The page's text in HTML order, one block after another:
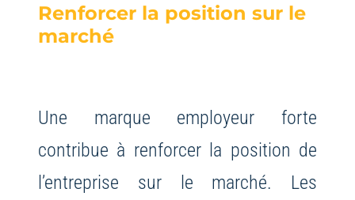
Renforcer la position sur le
marché
Une marque employeur forte
contribue à renforcer la position de
l’entreprise sur le marché. Les